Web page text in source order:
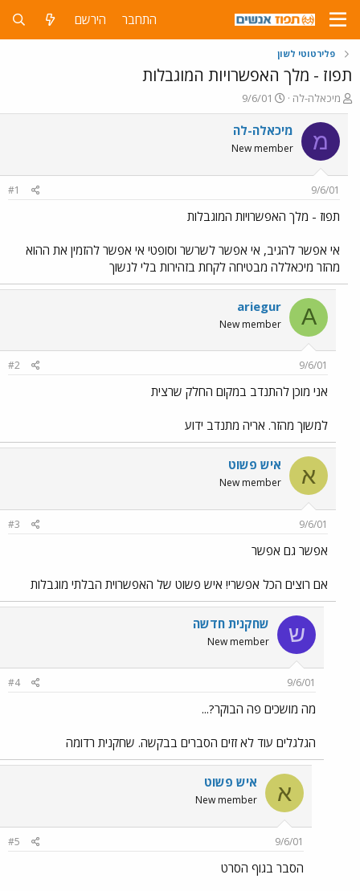
התחבר הירשם
פלירטוטי לשון
תפוז - מלך האפשרויות המוגבלות
פ
ו
ת
ח
ה
ש
א
מיכאלה-לה
פ
ו
ר
ם
ר
9/6/01
מ מיכאלה-לה
New member
9/6/01
#1
תפוז - מלך האפשרויות המוגבלות
אי אפשר להגיב, אי אפשר לשרשר וסופטי אי אפשר להזמין את ההוא
מהזר מיכאללה מבטיחה לקחת בזהירות בלי לנשוך
A
ariegur
New member
9/6/01
#2
אני מוכן להתנדב במקום החלק שרצית
למשוך מהזר. אריה מתנדב ידוע
א איש פשוט
New member
9/6/01
#3
אפשר גם אפשר
אם רוצים הכל אפשרי! איש פשוט של האפשרוית הבלתי מוגבלות
ש שחקנית חדשה
New member
9/6/01
#4
מה מושכים פה הבוקר?...
הגלגלים עוד לא זזים הסברים בבקשה. שחקנית רדומה
א איש פשוט
New member
9/6/01
#5
הסבר בגוף הסרט